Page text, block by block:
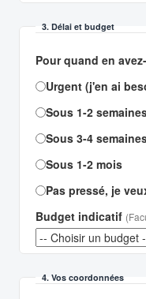
3. Délai et budget
Pour quand en
Urgent (j'en ai
Sous 1-2
Sous 3-4
Sous 1-2 mois
Pas pressé, je
Budget indicatif
4. Vos coordonnées